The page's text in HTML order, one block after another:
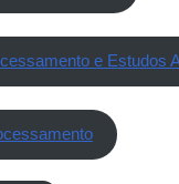
e Estudos